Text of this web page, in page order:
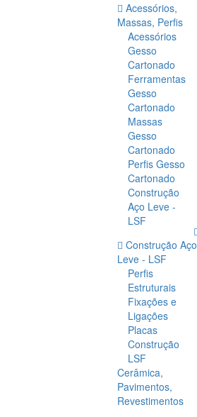
Acessórios,
Massas, Perfis
Acessórios
Gesso
Cartonado
Ferramentas
Gesso
Cartonado
Massas
Gesso
Cartonado
Perfis Gesso
Cartonado
Construção
Aço Leve -
LSF
Construção Aço
Leve - LSF
Perfis
Estruturais
Fixações e
Ligações
Placas
Construção
LSF
Cerâmica,
Pavimentos,
Revestimentos